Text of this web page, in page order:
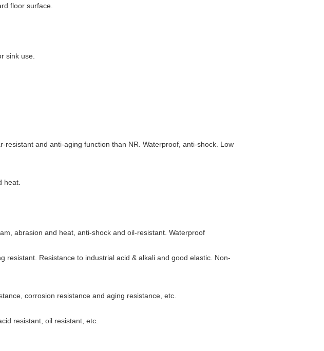
floor surface.
sink use.
and anti-aging function than NR. Waterproof, anti-shock. Low
heat.
abrasion and heat, anti-shock and oil-resistant. Waterproof
Resistance to industrial acid & alkali and good elastic. Non-
corrosion resistance and aging resistance, etc.
resistant, oil resistant, etc.